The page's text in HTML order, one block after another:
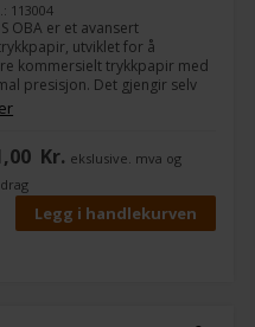
113004
OBA er et avansert
utviklet for å
kommersielt trykkpapir med
presisjon. Det gjengir selv
skyggeforløp og detaljer i
fasen og er ideelt for
Kr. ekslusive. mva og